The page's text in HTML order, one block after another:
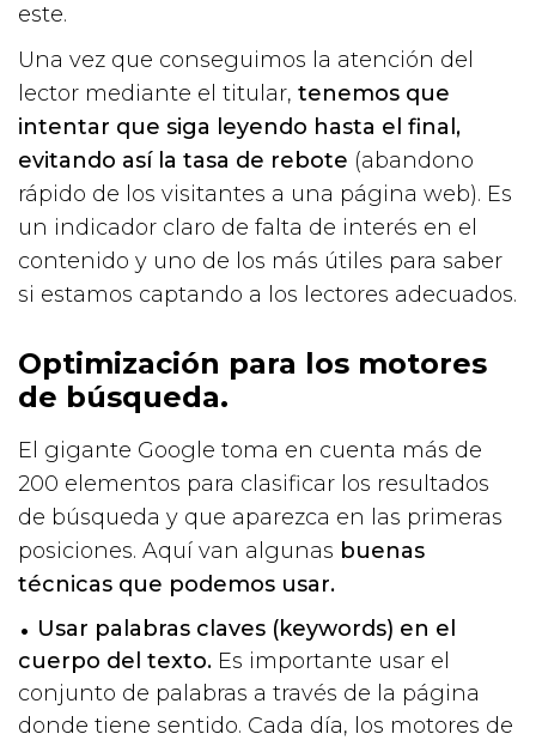
este.
Una vez que conseguimos la atención del
lector mediante el titular, tenemos que
intentar que siga leyendo hasta el final,
evitando así la tasa de rebote (abandono
rápido de los visitantes a una página web). Es
un indicador claro de falta de interés en el
contenido y uno de los más útiles para saber
si estamos captando a los lectores adecuados.
Optimización para los motores
de búsqueda.
El gigante Google toma en cuenta más de
200 elementos para clasificar los resultados
de búsqueda y que aparezca en las primeras
posiciones. Aquí van algunas buenas
técnicas que podemos usar.
Usar palabras claves (keywords) en el
cuerpo del texto. Es importante usar el
conjunto de palabras a través de la página
donde tiene sentido. Cada día, los motores de